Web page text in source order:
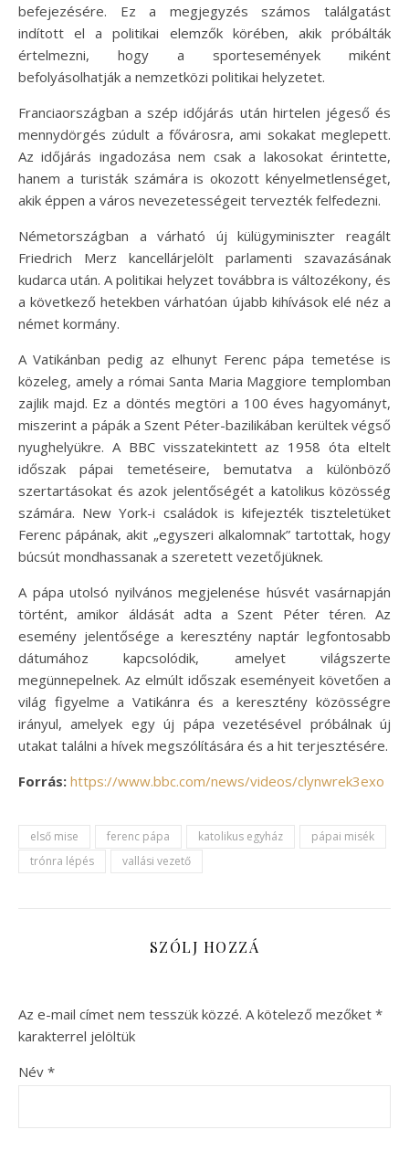
befejezésére. Ez a megjegyzés számos találgatást
indított el a politikai elemzők körében, akik próbálták
értelmezni, hogy a sportesemények miként
befolyásolhatják a nemzetközi politikai helyzetet.
Franciaországban a szép időjárás után hirtelen jégeső és
mennydörgés zúdult a fővárosra, ami sokakat meglepett.
Az időjárás ingadozása nem csak a lakosokat érintette,
hanem a turisták számára is okozott kényelmetlenséget,
akik éppen a város nevezetességeit tervezték felfedezni.
Németországban a várható új külügyminiszter reagált
Friedrich Merz kancellárjelölt parlamenti szavazásának
kudarca után. A politikai helyzet továbbra is változékony, és
a következő hetekben várhatóan újabb kihívások elé néz a
német kormány.
A Vatikánban pedig az elhunyt Ferenc pápa temetése is
közeleg, amely a római Santa Maria Maggiore templomban
zajlik majd. Ez a döntés megtöri a 100 éves hagyományt,
miszerint a pápák a Szent Péter-bazilikában kerültek végső
nyughelyükre. A BBC visszatekintett az 1958 óta eltelt
időszak pápai temetéseire, bemutatva a különböző
szertartásokat és azok jelentőségét a katolikus közösség
számára. New York-i családok is kifejezték tiszteletüket
Ferenc pápának, akit „egyszeri alkalomnak” tartottak, hogy
búcsút mondhassanak a szeretett vezetőjüknek.
A pápa utolsó nyilvános megjelenése húsvét vasárnapján
történt, amikor áldását adta a Szent Péter téren. Az
esemény jelentősége a keresztény naptár legfontosabb
dátumához kapcsolódik, amelyet világszerte
megünnepelnek. Az elmúlt időszak eseményeit követően a
világ figyelme a Vatikánra és a keresztény közösségre
irányul, amelyek egy új pápa vezetésével próbálnak új
utakat találni a hívek megszólítására és a hit terjesztésére.
Forrás: https://www.bbc.com/news/videos/clynwrek3exo
első mise ferenc pápa katolikus egyház
pápai misék
trónra lépés
vallási vezető
SZÓLJ HOZZÁ
Az e-mail címet nem tesszük közzé. A kötelező mezőket *
karakterrel jelöltük
Név *